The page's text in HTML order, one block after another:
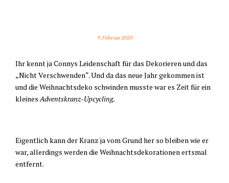
9. Februar 2020
Ihr kennt ja Connys Leidenschaft für das Dekorieren und das
„Nicht Verschwenden“. Und da das neue Jahr gekommen ist
und die Weihnachtsdeko schwinden musste war es Zeit für ein
kleinesAdventskranz-Upcycling.
Eigentlich kann der Kranz ja vom Grund her so bleiben wie er
war, allerdings werden die Weihnachtsdekorationen ertsmal
entfernt.